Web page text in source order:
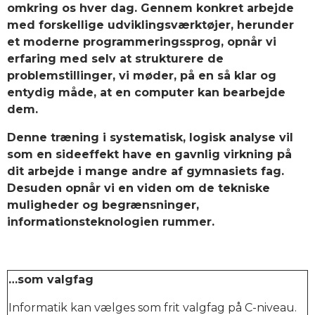
omkring os hver dag. Gennem konkret arbejde
med forskellige udviklingsværktøjer, herunder
et moderne programmeringssprog, opnår vi
erfaring med selv at strukturere de
problemstillinger, vi møder, på en så klar og
entydig måde, at en computer kan bearbejde
dem.
Denne træning i systematisk, logisk analyse vil
som en sideeffekt have en gavnlig virkning på
dit arbejde i mange andre af gymnasiets fag.
Desuden opnår vi en viden om de tekniske
muligheder og begrænsninger,
informationsteknologien rummer.
…som valgfag
Informatik kan vælges som frit valgfag på C-niveau.